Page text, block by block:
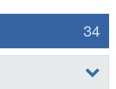
34